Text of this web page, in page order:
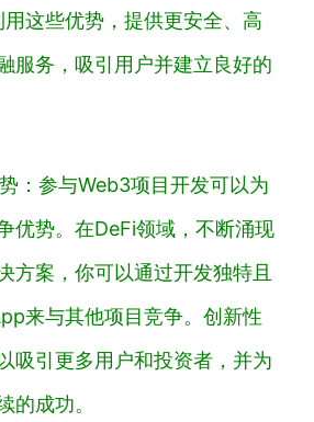
这些优势，提供更安全、高
服务，吸引用户并建立良好的
：参与Web3项目开发可以为
优势。在DeFi领域，不断涌现
方案，你可以通过开发独特且
来与其他项目竞争。创新性
吸引更多用户和投资者，并为
的成功。